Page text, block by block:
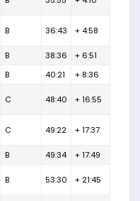
B 36:43 + 4:58
B 38:36
+ 6:51
B 40:21 + 8:36
C 48:40 + 16:55
C 49:22 + 17:37
B 49:34 + 17:49
B 53:30 + 21:45